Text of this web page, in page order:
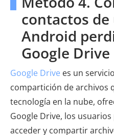
contactos
Android
Google Drive
Google Drive es un
compartición de archivos
tecnología en la nube,
Google Drive, los
acceder y compartir